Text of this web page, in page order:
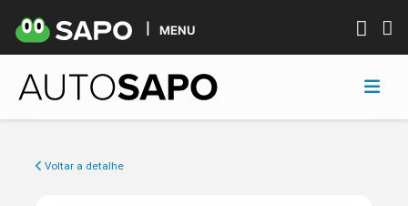
MENU
Voltar a detalhe